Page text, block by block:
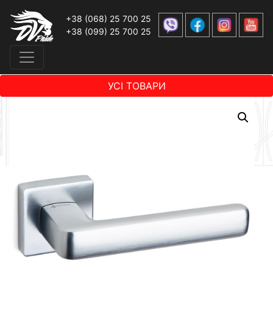
+38 (068) 25 700 25
+38 (099) 25 700 25
УСІ ТОВАРИ